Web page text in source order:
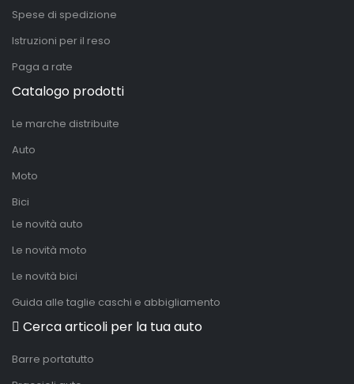
Spese di spedizione
Istruzioni per il reso
Paga a rate
Catalogo prodotti
Le marche distribuite
Auto
Moto
Bici
Le novità auto
Le novità moto
Le novità bici
Guida alle taglie caschi e abbigliamento
Cerca articoli per la tua auto
Barre portatutto